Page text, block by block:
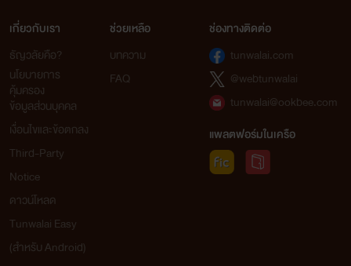
เกี่ยวกับเรา
ธัญวลัยคือ?
นโยบายการ
คุ้มครอง
ข้อมูลส่วนบุคคล
เงื่อนไขและข้อตกลง
Third-Party
Notice
ดาวน์โหลด
Tunwalai Easy
(สำหรับ Android)
ช่วยเหลือ
บทความ
FAQ
ช่องทางติดต่อ
tunwalai.com
@webtunwalai
tunwalai@ookbee.com
แพลตฟอร์มในเครือ